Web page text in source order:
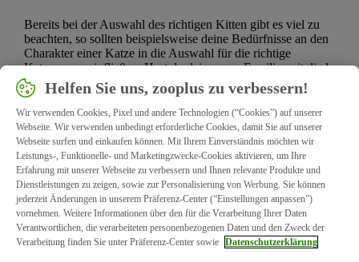
Bereits bei der Auswahl des richtigen Kitten gibt es viel zu
beachten, so sollten beispielsweise deine Bedürfnisse an den
Charakter einer Katze in die Auswahl für die richtige
Katzenrasse einfließen. Hast du dein neues Familienmitglied
gefunden, gilt es die passende Erstausstattung samt
Katzenklo zu kaufen, das richtige Katzenstreu und
Kratzbaum auszuwählen und das Bett an den richtigen Ort in
der Wohnung zu stellen.
Zudem musst du dich darüber informieren, welche Bürste
beispielsweise am besten für das Fell geeignet ist, wie man
als Kittenbesitzer in der Pubertät agiert und vieles mehr.
Unser zooplus Kitten Club, der Club für alle Katzeneltern mit
einem Kitten oder Katzenwelpen, unterstützt dich mit
exklusiven Vorteilen und liefert alles Wissenswerte für das
Zusammenleben mit deinem neuen Vierbeiner. Mit uns an
Helfen Sie uns, zooplus zu verbessern!
Wir verwenden Cookies, Pixel und andere Technologien (“Cookies”) auf unserer
Webseite. Wir verwenden unbedingt erforderliche Cookies, damit Sie auf unserer
Webseite surfen und einkaufen können. Mit Ihrem Einverständnis möchten wir
Leistungs-, Funktionelle- und Marketingzwecke-Cookies aktivieren, um Ihre
Erfahrung mit unserer Webseite zu verbessern und Ihnen relevante Produkte und
Dienstleistungen zu zeigen, sowie zur Personalisierung von Werbung. Sie können
jederzeit Änderungen in unserem Präferenz-Center (“Einstellungen anpassen”)
vornehmen. Weitere Informationen über den für die Verarbeitung Ihrer Daten
Verantwortlichen, die verarbeiteten personenbezogenen Daten und den Zweck der
Verarbeitung finden Sie unter Präferenz-Center sowie Datenschutzerklärung